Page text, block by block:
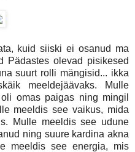
kuid siiski ei osanud ma
Pädastes olevad pisikesed
suurt rolli mängisid... ikka
meeldejäävaks. Mulle
oli omas paigas ning mingil
meeldis see vaikus, mida
Mulle meeldis see udune
ning suure kardina akna
meeldis see energia, mis